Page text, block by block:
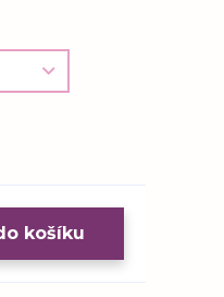
košíku